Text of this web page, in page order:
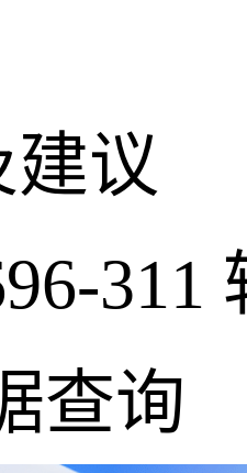
议
311
查询